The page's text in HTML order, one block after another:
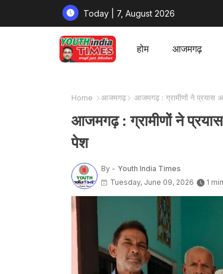
Today | 7, August 2026
होम आजमगढ़
Home आजमगढ़ आजमगढ़ : ग्रामीणों ने प्रयास
आजमगढ़ : ग्रामीणों ने
पेश
By - Youth India Times
Tuesday, June 09, 2026
1